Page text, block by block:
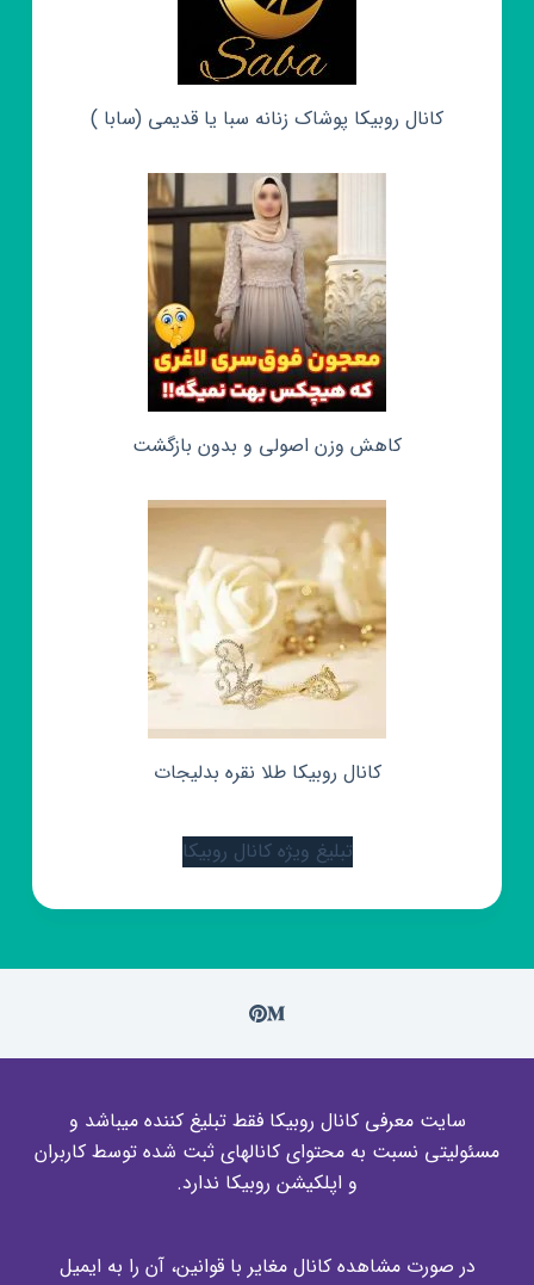
کانال روبیکا پوشاک زنانه سبا یا قدیمی (سابا )
کاهش وزن اصولی و بدون بازگشت
کانال روبیکا طلا نقره بدلیجات
تبلیغ ویژه کانال روبیکا
سایت معرفی کانال روبیکا فقط تبلیغ کننده میباشد و
مسئولیتی نسبت به محتوای کانالهای ثبت شده توسط کاربران
و اپلکیشن روبیکا ندارد.
در صورت مشاهده کانال مغایر با قوانین، آن را به ایمیل